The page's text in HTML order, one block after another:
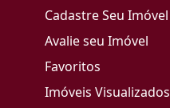
Cadastre Seu Imóvel
Avalie seu Imóvel
Favoritos
Imóveis Visualizados